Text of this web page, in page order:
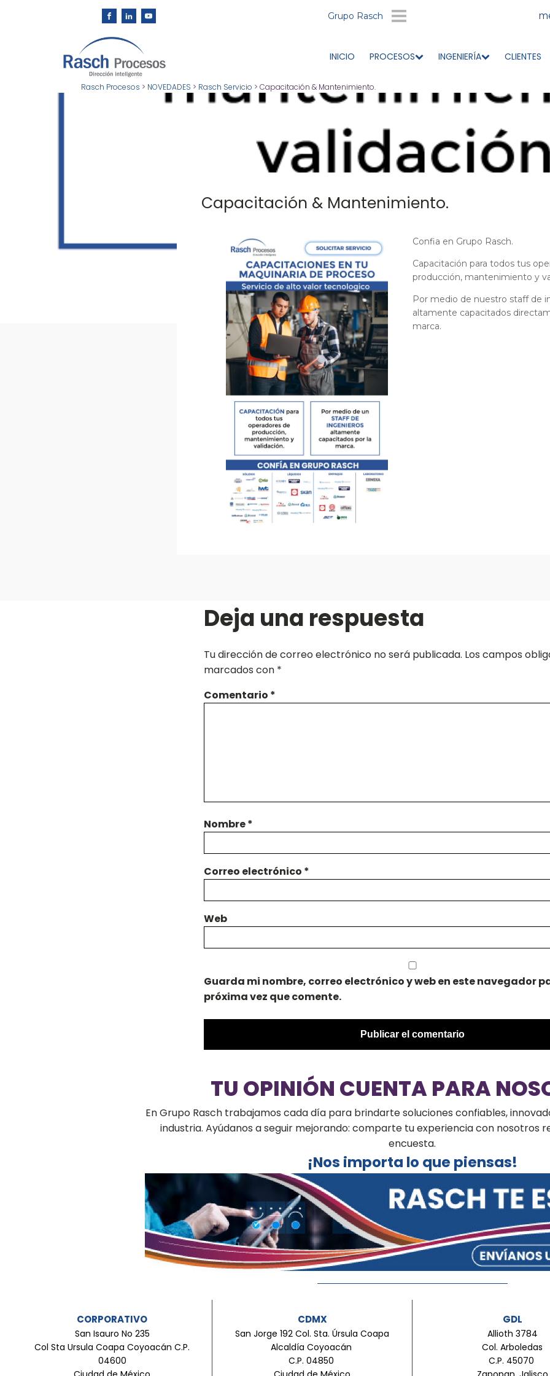
Grupo Rasch
INICIO PROCESOS INGENIERÍA CLIENTES
Rasch Procesos > NOVEDADES > Rasch Servicio > Capacitación & Mantenimiento.
Capacitación & Mantenimiento.
Confia en Grupo Rasch.
Capacitación para todos tus
producción, mantenimiento y
Por medio de nuestro staff de
altamente capacitados
marca.
Deja una respuesta
Tu dirección de correo electrónico no será publicada. Los campos
marcados con *
Comentario *
Nombre*
Correo electrónico *
Web
Guarda mi nombre, correo electrónico y web en este navegador
próxima vez que comente.
TU OPINIÓN CUENTA PARA
En Grupo Rasch trabajamos cada día para brindarte soluciones confiables,
industria. Ayúdanos a seguir mejorando: comparte tu experiencia con nosotros
encuesta.
¡Nos importa lo que piensas!
CORPORATIVO
San Isauro No 235
Col Sta Ursula Coapa Coyoacán C.P.
04600
CDMX
San Jorge 192 Col. Sta. Úrsula Coapa
Alcaldía Coyoacán
C.P. 04850
GDL
Allioth 3784
Col. Arboledas
C.P. 45070